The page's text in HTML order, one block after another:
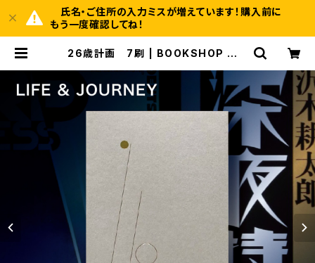
氏名・ご住所の入力ミスが増えています！購入前に
もう一度確認してね！
26歳計画 7刷 | BOOKSHOP 本と